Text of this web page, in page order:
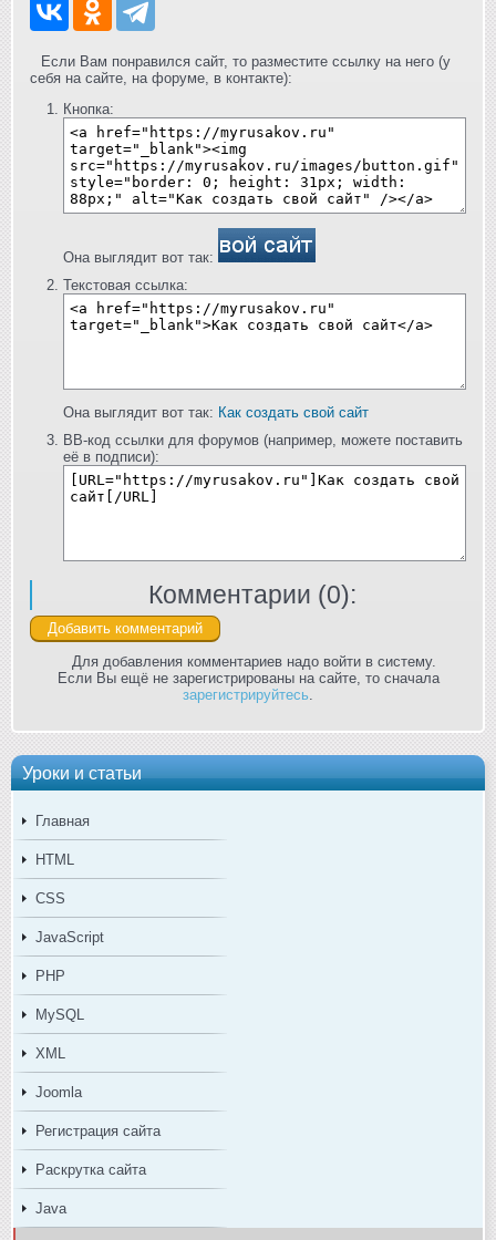
Уроки и статьи
Главная
HTML
CSS
JavaScript
PHP
MySQL
XML
Joomla
Регистрация сайта
Раскрутка сайта
Java
Если Вам понравился сайт, то разместите ссылку на него (у
себя на сайте, на форуме, в контакте):
Кнопка:
Она выглядит вот так:
Текстовая ссылка:
Она выглядит вот так: Как создать свой сайт
BB-код ссылки для форумов (например, можете поставить
её в подписи):
Комментарии (0):
Для добавления комментариев надо войти в систему.
Если Вы ещё не зарегистрированы на сайте, то сначала
зарегистрируйтесь